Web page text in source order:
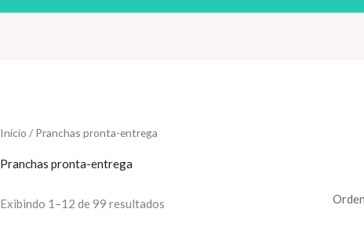
Início / Pranchas pronta-entrega
Pranchas pronta-entrega
Exibindo 1–12 de 99 resultados